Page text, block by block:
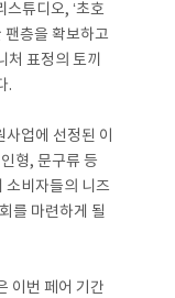
튜디오, ‘초호
층을 확보하고
표정의 토끼
.
업에 선정된 이
형, 문구류 등
소비자들의 니즈
를 마련하게 될
이번 페어 기간